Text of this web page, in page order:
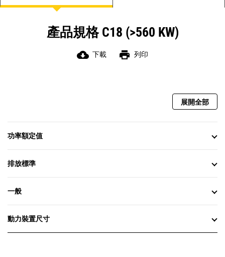
產品規格 C18 (>560 KW)
cloud_download 下載 print 列印
展開全部
功率額定值
排放標準
一般
動力裝置尺寸